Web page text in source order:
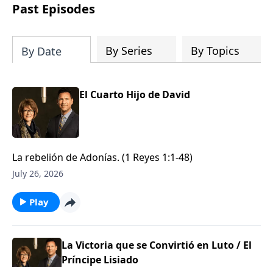
Past Episodes
By Date By Series By Topics
El Cuarto Hijo de David
La rebelión de Adonías. (1 Reyes 1:1-48)
July 26, 2026
Play
La Victoria que se Convirtió en Luto / El
Príncipe Lisiado